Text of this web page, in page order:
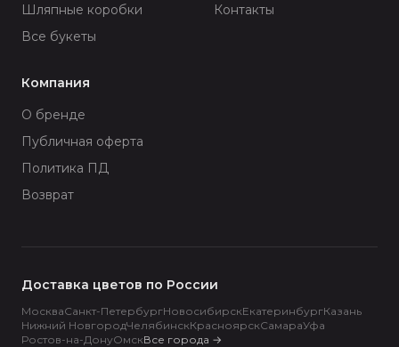
Шляпные коробки
Все букеты
Контакты
Компания
О бренде
Публичная оферта
Политика ПД
Возврат
Доставка цветов по России
МоскваСанкт-ПетербургНовосибирскЕкатеринбургКазань
Нижний НовгородЧелябинскКрасноярскСамараУфа
Ростов-на-ДонуОмскВсе города →